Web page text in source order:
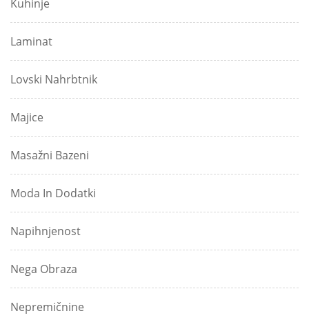
Kuhinje
Laminat
Lovski Nahrbtnik
Majice
Masažni Bazeni
Moda In Dodatki
Napihnjenost
Nega Obraza
Nepremičnine